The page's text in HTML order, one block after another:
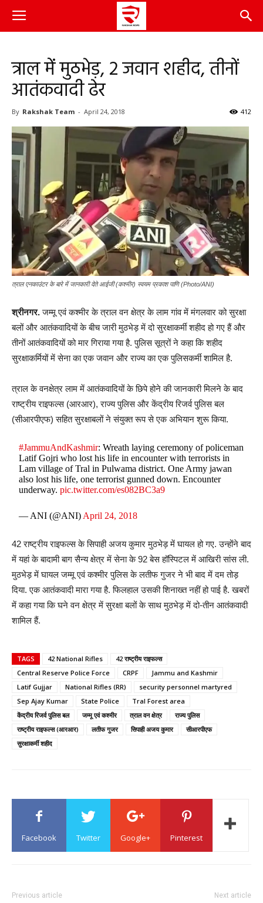
त्राल में मुठभेड़, 2 जवान शहीद, तीनों
आतंकवादी ढेर
By Rakshak Team - April 24, 2018 412
त्राल एनकाउंटर के बारे में जानकारी देते आईजी (कश्मीर) स्वयम प्रकाश पाणि (Photo/ANI)
श्रीनगर.जम्मू एवं कश्मीर के त्राल वन क्षेत्र के लाम गांव में मंगलवार को सुरक्षा
बलों और आतंकवादियों के बीच जारी मुठभेड़ में दो सुरक्षाकर्मी शहीद हो गए हैं और
तीनों आतंकवादियों को मार गिराया गया है. पुलिस सूत्रों ने कहा कि शहीद
सुरक्षाकर्मियों में सेना का एक जवान और राज्य का एक पुलिसकर्मी शामिल है.
त्राल के वनक्षेत्र लाम में आतंकवादियों के छिपे होने की जानकारी मिलने के बाद
राष्ट्रीय राइफल्स (आरआर), राज्य पुलिस और केंद्रीय रिजर्व पुलिस बल
(सीआरपीएफ) सहित सुरक्षाबलों ने संयुक्त रूप से एक अभियान शुरू किया.
#JammuAndKashmir: Wreath laying ceremony of policeman
Latif Gojri who lost his life in encounter with terrorists in
Lam village of Tral in Pulwama district. One Army jawan
also lost his life, one terrorist gunned down. Encounter
underway.pic.twitter.com/es082BC3a9
— ANI (@ANI) April 24, 2018
42 राष्ट्रीय राइफल्स के सिपाही अजय कुमार मुठभेड़ में घायल हो गए. उन्होंने बाद
में यहां के बादामी बाग सैन्य क्षेत्र में सेना के 92 बेस हॉस्पिटल में आखिरी सांस ली.
मुठभेड़ में घायल जम्मू एवं कश्मीर पुलिस के लतीफ गुजर ने भी बाद में दम तोड़
दिया. एक आतंकवादी मारा गया है. फिलहाल उसकी शिनाख्त नहीं हो पाई है. खबरों
में कहा गया कि घने वन क्षेत्र में सुरक्षा बलों के साथ मुठभेड़ में दो-तीन आतंकवादी
शामिल हैं.
TAGS 42 National Rifles
42 राष्ट्रीय राइफल्स
Central Reserve Police Force
CRPF
Jammu and Kashmir
Latif Gujjar
National Rifles (RR)
security personnel martyred
Sep Ajay Kumar
State Police
Tral Forest area
केंद्रीय रिजर्व पुलिस बल
जम्मू एवं कश्मीर त्राल वन क्षेत्र
राज्य पुलिस
राष्ट्रीय राइफल्स (आरआर)
लतीफ गुजर सिपाही अजय कुमार
सीआरपीएफ
सुरक्षाकर्मी शहीद
Facebook Twitter Google+ Pinterest
Previous article Next article